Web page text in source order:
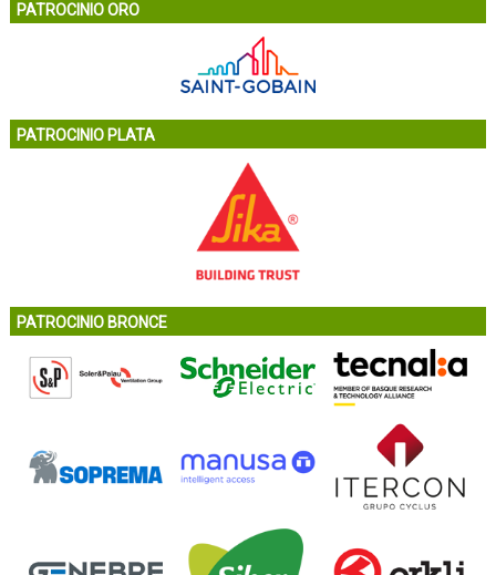
PATROCINIO ORO
PATROCINIO PLATA
PATROCINIO BRONCE